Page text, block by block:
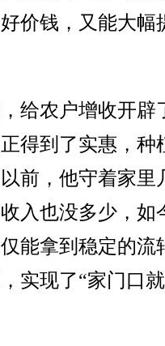
价钱，又能大幅
农户增收开辟
得到了实惠，种
前，他守着家里
入也没多少，如
能拿到稳定的流
实现了“家门口